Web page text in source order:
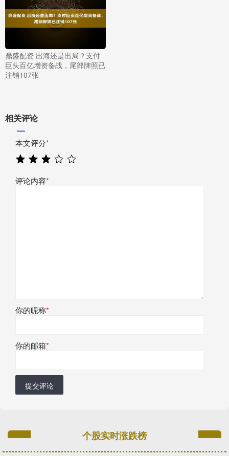
鼎盛配资 出海还是出局？支付
巨头百亿增资备战，尾部牌照已
注销107张
相关评论
本文评分*
评论内容*
你的昵称*
你的邮箱*
提交评论
个股实时涨跌榜